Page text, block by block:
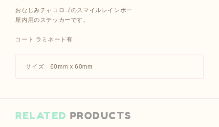
おなじみチャコロゴのスマイルレインボー
屋内用のステッカーです。
コート ラミネート有
サイズ 60mm x 60mm
RELATED PRODUCTS